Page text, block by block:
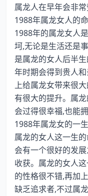
属龙人在早年会非常
1988年属龙女人的
1988年的属龙女人
坷,无论是生活还是
是属龙的女人后半
年时期会得到贵人
上给属龙女带来很
有很大的提升。属
会过得很幸福,也能
1988年属龙女的一
属龙的女人这一生
会有一个很好的发
收获。属龙的女人
的性格很不错,再加
缺乏追求者,不过属